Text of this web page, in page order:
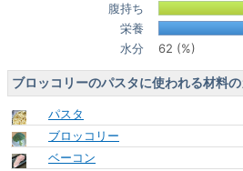
腹持ち
栄養
水分
62 (%)
ブロッコリーのパスタに使われる材料
パスタ
ブロッコリー
ベーコン